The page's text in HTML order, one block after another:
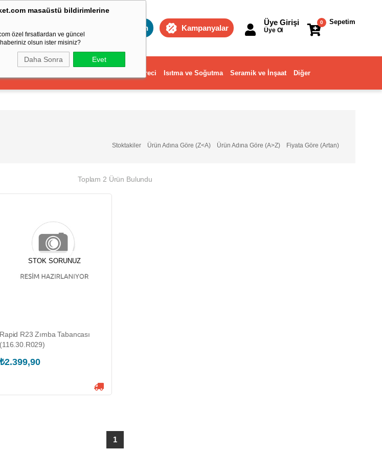
masaüstü bildirimlerine
özel fırsatlardan ve güncel
olsun ister misiniz?
Daha Sonra Evet
Toptan Kampanyalar
Sepetim
0
Üye Girişi
Üye Ol
Dekorasyon ve Ev Gereci Isıtma ve Soğutma Seramik ve İnşaat Diğer
Fiyata Göre (Artan)
Ürün Adına Göre (A>Z)
Ürün Adına Göre (Z<A)
Stoktakiler
Toplam 2 Ürün Bulundu
STOK SORUNUZ
Rapid R23 Zımba Tabancası
(116.30.R029)
₺2.399,90
1